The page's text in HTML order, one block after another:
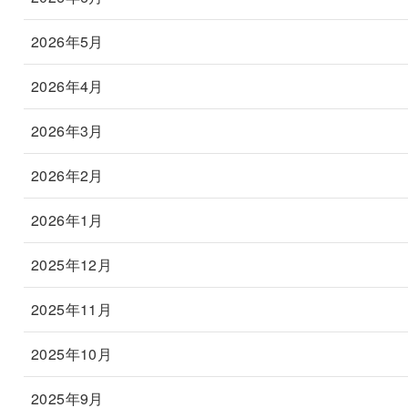
2026年5月
2026年4月
2026年3月
2026年2月
2026年1月
2025年12月
2025年11月
2025年10月
2025年9月